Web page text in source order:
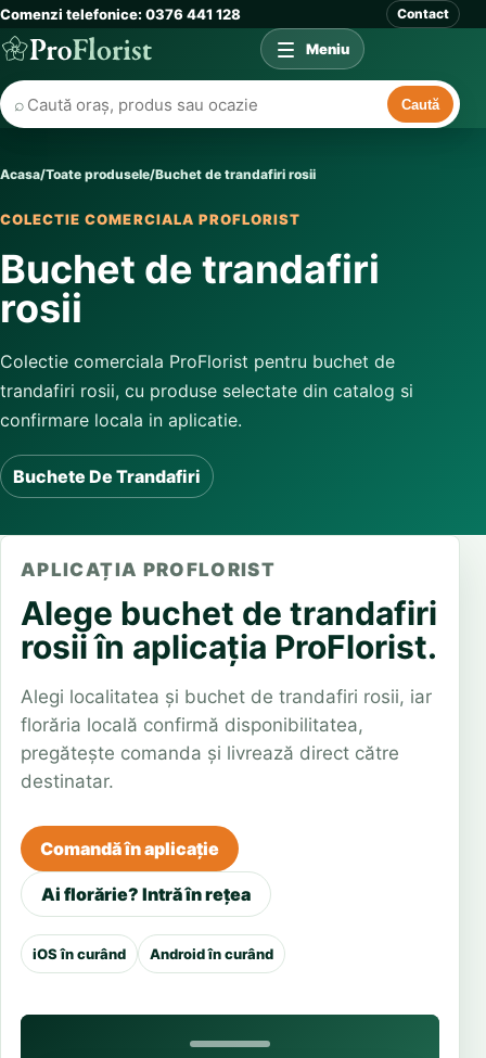
Comenzi telefonice: 0376 441 128 Contact
⌕ Caută
Meniu
Acasa/Toate produsele/Buchet de trandafiri rosii
COLECTIE COMERCIALA PROFLORIST
Buchet de trandafiri
rosii
Colectie comerciala ProFlorist pentru buchet de
trandafiri rosii, cu produse selectate din catalog si
confirmare locala in aplicatie.
Buchete De Trandafiri
APLICAȚIA PROFLORIST
Alege buchet de trandafiri
rosii în aplicația ProFlorist.
Alegi localitatea și buchet de trandafiri rosii, iar
florăria locală confirmă disponibilitatea,
pregătește comanda și livrează direct către
destinatar.
Comandă în aplicație
Ai florărie? Intră în rețea
iOS în curând Android în curând